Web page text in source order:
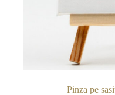
Pinza pe